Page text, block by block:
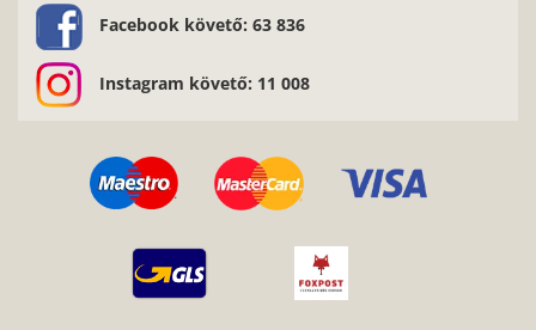
Facebook követő: 63 836
Instagram követő: 11 008